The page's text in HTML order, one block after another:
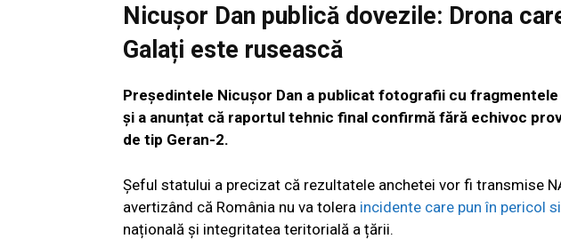
Nicușor Dan publică dovezile: Drona
Galați este rusească
Președintele Nicușor Dan a publicat fotografii cu
și a anunțat că raportul tehnic final confirmă fără echivoc
de tip Geran-2.
Șeful statului a precizat că rezultatele anchetei vor fi transmise
avertizând că România nu va tolera incidente care pun în pericol
națională și integritatea teritorială a țării.